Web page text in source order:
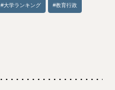
#大学ランキング #教育行政